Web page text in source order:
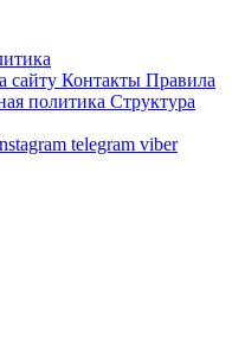
сайту Контакты Правила
политика Структура
telegram viber